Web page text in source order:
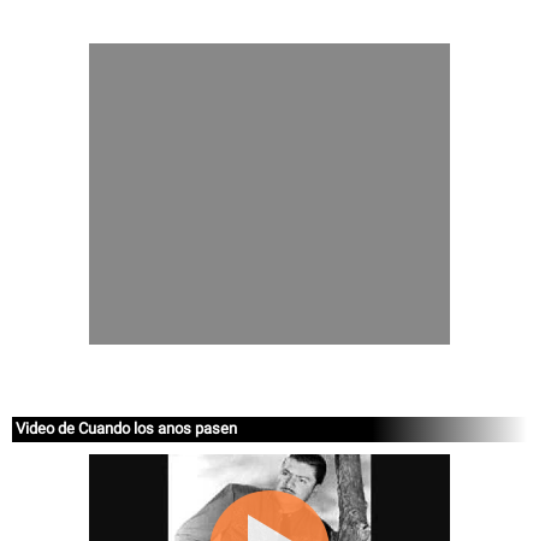
Video de Cuando los anos pasen